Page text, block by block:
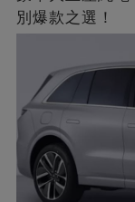
別爆款之選！